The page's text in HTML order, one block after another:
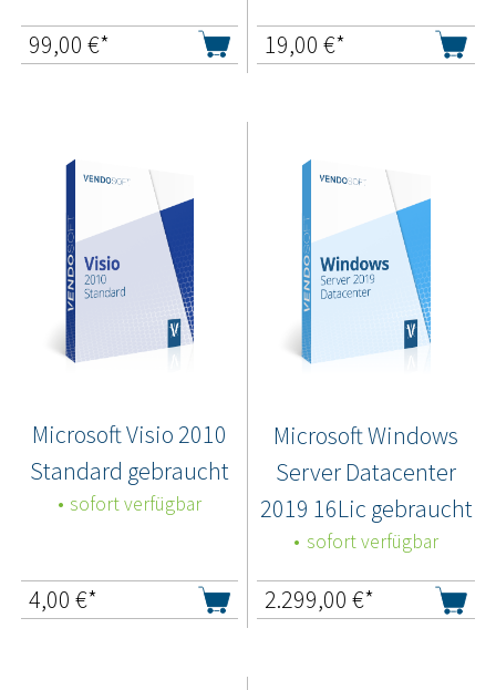
99,00 €* 19,00 €*
Microsoft Visio 2010
Standard gebraucht
sofort verfügbar
4,00 €*
Microsoft Windows
Server Datacenter
2019 16Lic gebraucht
sofort verfügbar
2.299,00 €*